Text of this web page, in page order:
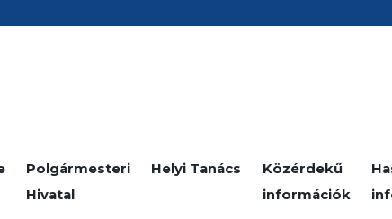
Polgármesteri
Hivatal
Helyi Tanács
Közérdekű
információk